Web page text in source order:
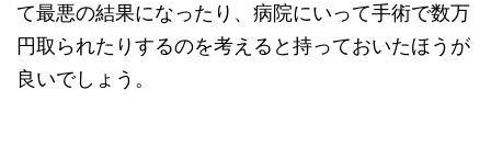
て最悪の結果になったり、病院にいって手術で数万
円取られたりするのを考えると持っておいたほうが
良いでしょう。